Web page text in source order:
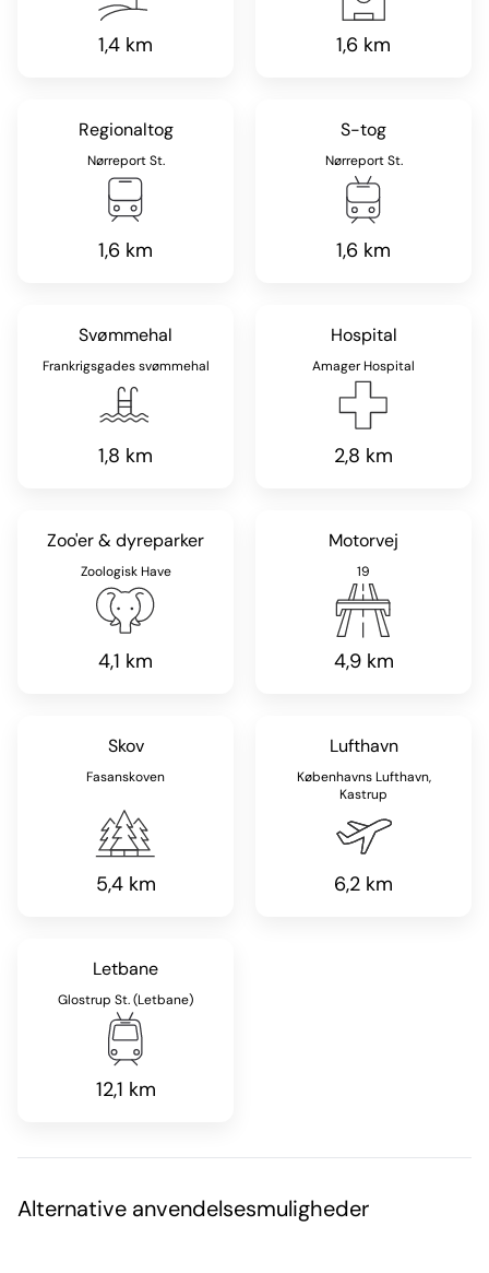
1,4 km 1,6 km
Regionaltog
Nørreport St.
1,6 km
S-tog
Nørreport St.
1,6 km
Svømmehal
Frankrigsgades svømmehal
1,8 km
Hospital
Amager Hospital
2,8 km
Zoo'er & dyreparker
Zoologisk Have
4,1 km
Motorvej
19
4,9 km
Skov
Fasanskoven
5,4 km
Lufthavn
Københavns Lufthavn,
Kastrup
6,2 km
Letbane
Glostrup St. (Letbane)
12,1 km
Alternative anvendelsesmuligheder